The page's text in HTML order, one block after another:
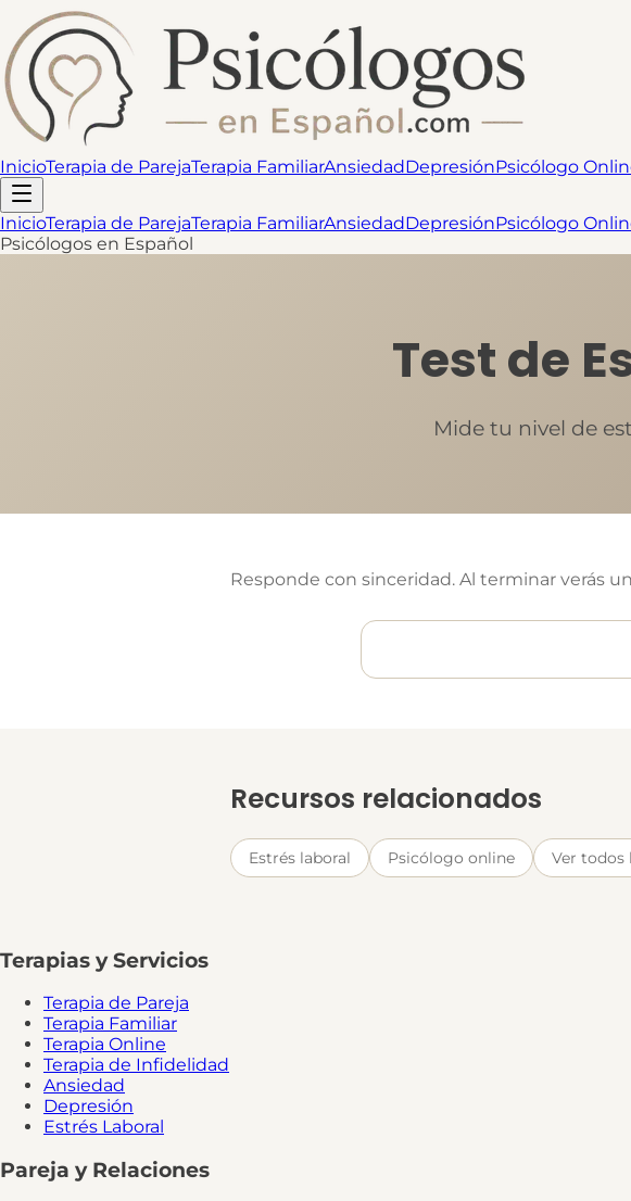
InicioTerapia de ParejaTerapia FamiliarAnsiedadDepresiónPsicólogo
InicioTerapia de ParejaTerapia FamiliarAnsiedadDepresiónPsicólogo
Psicólogos en Español
Test de
Mide tu nivel de
Responde con sinceridad. Al terminar verás
Recursos relacionados
Estrés laboral Psicólogo online Ver todos
Terapias y Servicios
Terapia de Pareja
Terapia Familiar
Terapia Online
Terapia de Infidelidad
Ansiedad
Depresión
Estrés Laboral
Pareja y Relaciones